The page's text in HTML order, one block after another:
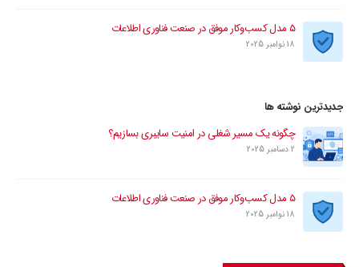
۵ مدل کسب‌وکار موفق در صنعت فناوری اطلاعات
18 نوامبر 2025
جدیدترین نوشته ها
چگونه یک مسیر شغلی در امنیت سایبری بسازیم؟
2 دسامبر 2025
۵ مدل کسب‌وکار موفق در صنعت فناوری اطلاعات
18 نوامبر 2025